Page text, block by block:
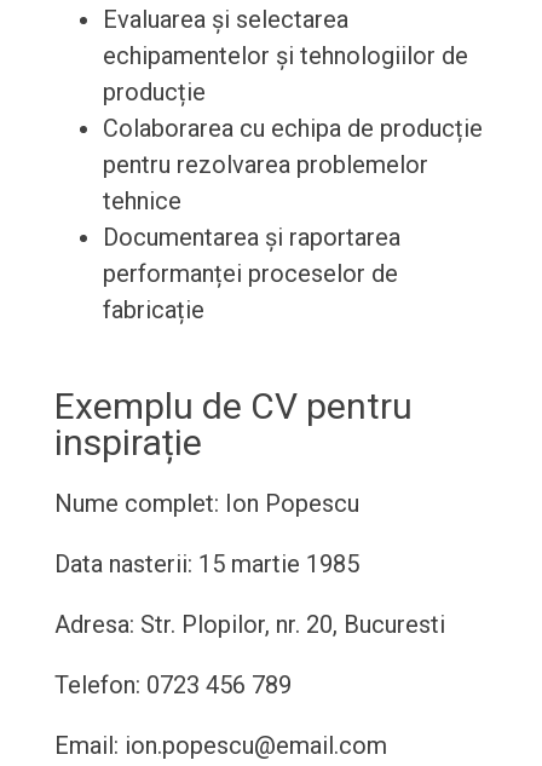
Evaluarea și selectarea
echipamentelor și tehnologiilor de
producție
Colaborarea cu echipa de producție
pentru rezolvarea problemelor
tehnice
Documentarea și raportarea
performanței proceselor de
fabricație
Exemplu de CV pentru
inspirație
Nume complet: Ion Popescu
Data nasterii: 15 martie 1985
Adresa: Str. Plopilor, nr. 20, Bucuresti
Telefon: 0723 456 789
Email: ion.popescu@email.com